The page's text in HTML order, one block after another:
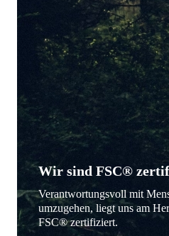
Wir sind FSC®
Verantwortungsvoll mit
umzugehen, liegt uns am
FSC® zertifiziert.